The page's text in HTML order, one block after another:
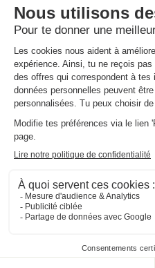
Slow Village Séveilles
Aquitaine, Coux Et Bigaroque (16,6
Le parc aquatique
L'environnement naturel
Le lac privé du camping
Voir les